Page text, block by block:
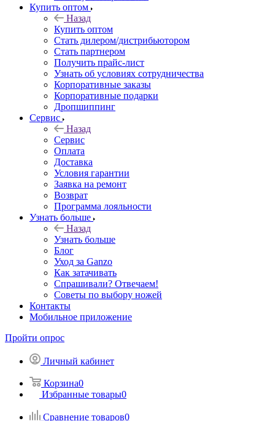
Купить оптом
Назад
Купить оптом
Стать дилером/дистрибьютором
Стать партнером
Получить прайс-лист
Узнать об условиях сотрудничества
Корпоративные заказы
Корпоративные подарки
Дропшиппинг
Сервис
Назад
Сервис
Оплата
Доставка
Условия гарантии
Заявка на ремонт
Возврат
Программа лояльности
Узнать больше
Назад
Узнать больше
Блог
Уход за Ganzo
Как затачивать
Спрашивали? Отвечаем!
Советы по выбору ножей
Контакты
Мобильное приложение
Пройти опрос
Личный кабинет
Корзина0
Избранные товары0
Сравнение товаров0